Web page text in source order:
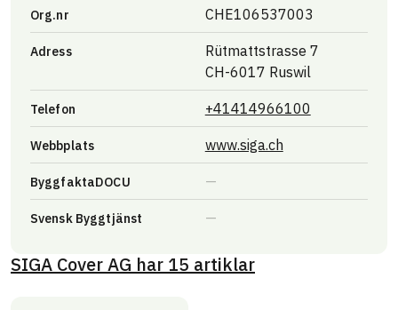
Org.nr CHE106537003
Adress
Rütmattstrasse 7
CH-6017 Ruswil
Telefon +41414966100
Webbplats www.siga.chLänk till annan
ByggfaktaDOCU
Svensk Byggtjänst
SIGA Cover AG har 15 artiklar